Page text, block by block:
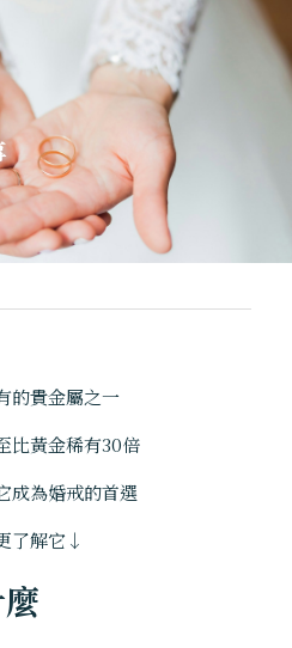
的貴金屬之一
比黃金稀有30倍
成為婚戒的首選
了解它↓